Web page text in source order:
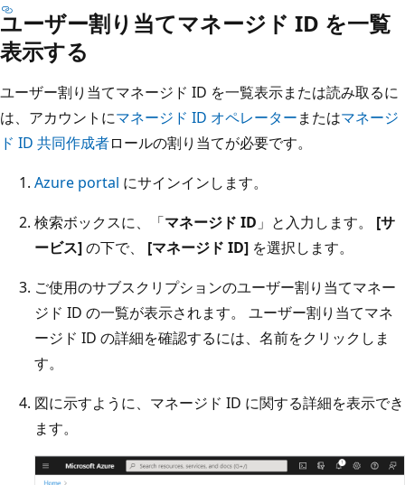
ユーザー割り当てマネージド ID を一覧
表示する
ユーザー割り当てマネージド ID を一覧表示または読み取るに
は、アカウントにマネージド ID オペレーターまたはマネージ
ド ID 共同作成者ロールの割り当てが必要です。
Azure portal にサインインします。
検索ボックスに、「マネージド ID 」と入力します。 [サ
ービス]の下で、 [マネージド ID] を選択します。
ご使用のサブスクリプションのユーザー割り当てマネー
ジド ID の一覧が表示されます。 ユーザー割り当てマネ
ージド ID の詳細を確認するには、名前をクリックしま
す。
図に示すように、マネージド ID に関する詳細を表示でき
ます。